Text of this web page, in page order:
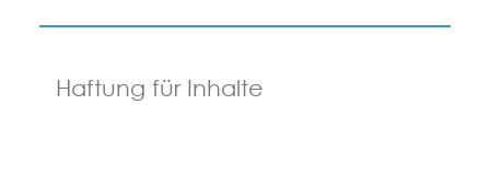
Haftung für Inhalte